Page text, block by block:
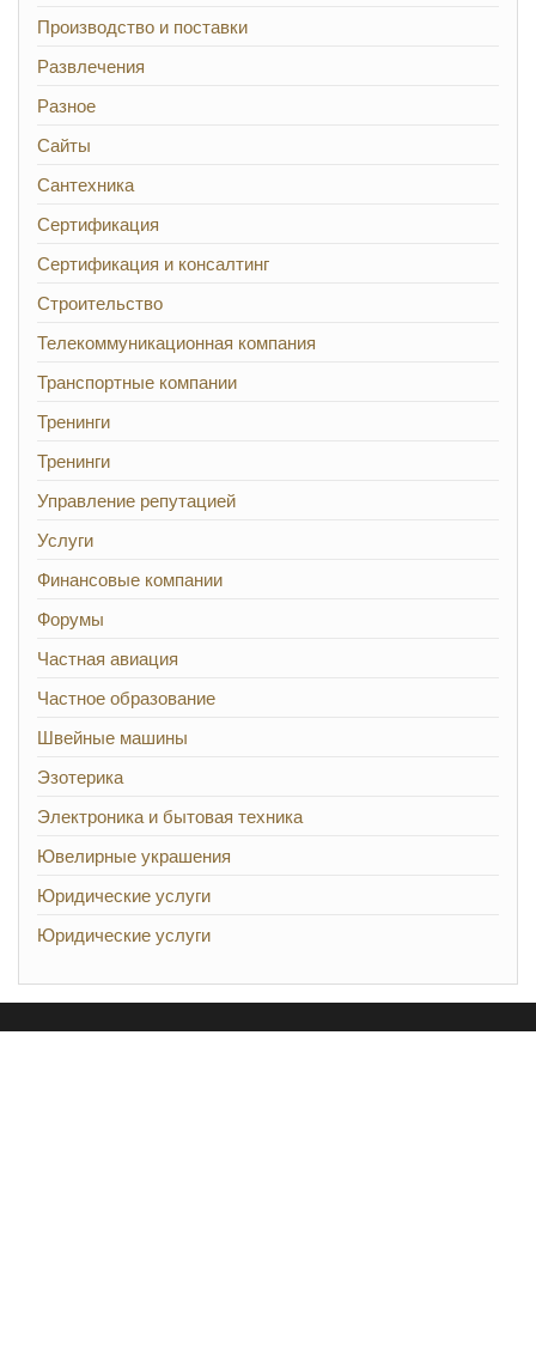
Производство и поставки
Развлечения
Разное
Сайты
Сантехника
Сертификация
Сертификация и консалтинг
Строительство
Телекоммуникационная компания
Транспортные компании
Тренинги
Тренинги
Управление репутацией
Услуги
Финансовые компании
Форумы
Частная авиация
Частное образование
Швейные машины
Эзотерика
Электроника и бытовая техника
Ювелирные украшения
Юридические услуги
Юридические услуги